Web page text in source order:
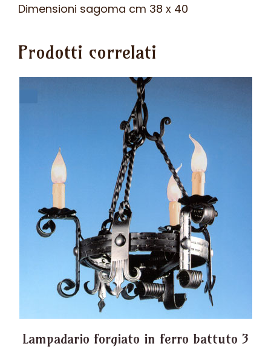
Dimensioni sagoma cm 38 x 40
Prodotti correlati
Lampadario forgiato in ferro battuto 3